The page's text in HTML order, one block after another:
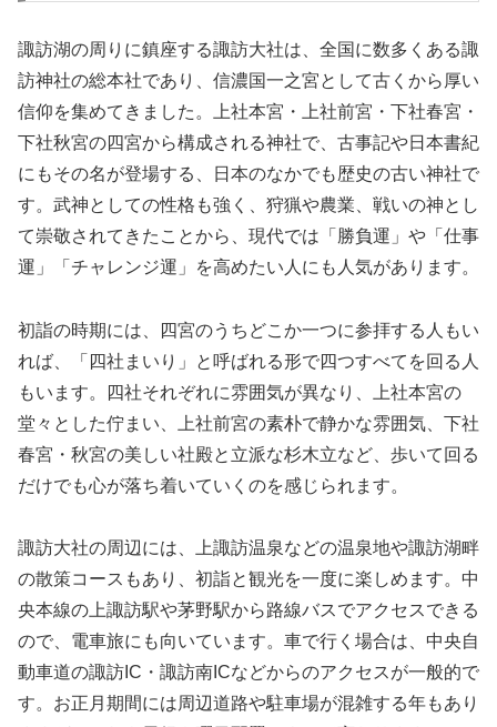
諏訪湖の周りに鎮座する諏訪大社は、全国に数多くある諏
訪神社の総本社であり、信濃国一之宮として古くから厚い
信仰を集めてきました。上社本宮・上社前宮・下社春宮・
下社秋宮の四宮から構成される神社で、古事記や日本書紀
にもその名が登場する、日本のなかでも歴史の古い神社で
す。武神としての性格も強く、狩猟や農業、戦いの神とし
て崇敬されてきたことから、現代では「勝負運」や「仕事
運」「チャレンジ運」を高めたい人にも人気があります。
初詣の時期には、四宮のうちどこか一つに参拝する人もい
れば、「四社まいり」と呼ばれる形で四つすべてを回る人
もいます。四社それぞれに雰囲気が異なり、上社本宮の
堂々とした佇まい、上社前宮の素朴で静かな雰囲気、下社
春宮・秋宮の美しい社殿と立派な杉木立など、歩いて回る
だけでも心が落ち着いていくのを感じられます。
諏訪大社の周辺には、上諏訪温泉などの温泉地や諏訪湖畔
の散策コースもあり、初詣と観光を一度に楽しめます。中
央本線の上諏訪駅や茅野駅から路線バスでアクセスできる
ので、電車旅にも向いています。車で行く場合は、中央自
動車道の諏訪IC・諏訪南ICなどからのアクセスが一般的で
す。お正月期間には周辺道路や駐車場が混雑する年もあり